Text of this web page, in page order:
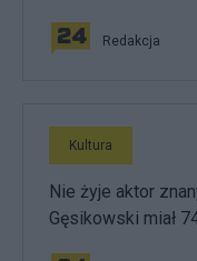
Redakcja
Kultura
Nie żyje aktor
Gęsikowski miał